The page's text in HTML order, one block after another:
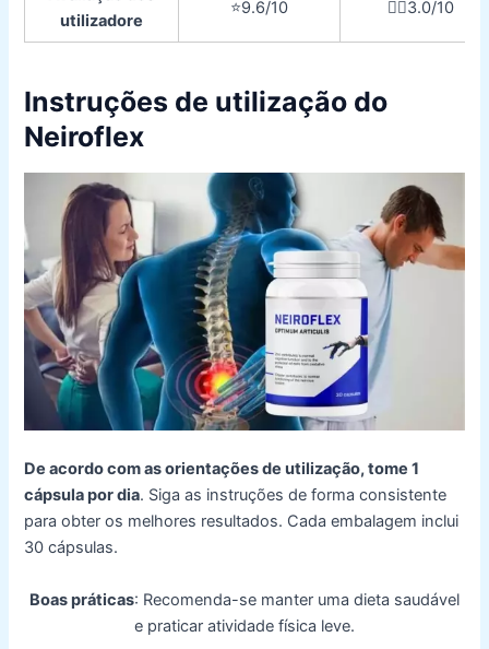
utilizadore
⭐️9.6/10 👎🏼3.0/10
Instruções de utilização do
Neiroflex
De acordo com as orientações de utilização, tome 1
cápsula por dia. Siga as instruções de forma consistente
para obter os melhores resultados. Cada embalagem inclui
30 cápsulas.
Boas práticas: Recomenda-se manter uma dieta saudável
e praticar atividade física leve.